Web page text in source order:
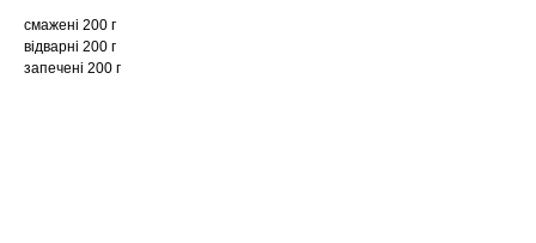
смажені 200 г
відварні 200 г
запечені 200 г